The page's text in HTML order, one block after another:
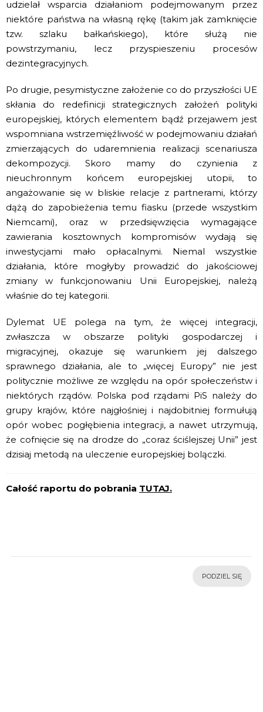
udzielał wsparcia działaniom podejmowanym przez
niektóre państwa na własną rękę (takim jak zamknięcie
tzw. szlaku bałkańskiego), które służą nie
powstrzymaniu, lecz przyspieszeniu procesów
dezintegracyjnych.
Po drugie, pesymistyczne założenie co do przyszłości UE
skłania do redefinicji strategicznych założeń polityki
europejskiej, których elementem bądź przejawem jest
wspomniana wstrzemięźliwość w podejmowaniu działań
zmierzających do udaremnienia realizacji scenariusza
dekompozycji. Skoro mamy do czynienia z
nieuchronnym końcem europejskiej utopii, to
angażowanie się w bliskie relacje z partnerami, którzy
dążą do zapobieżenia temu fiasku (przede wszystkim
Niemcami), oraz w przedsięwzięcia wymagające
zawierania kosztownych kompromisów wydają się
inwestycjami mało opłacalnymi. Niemal wszystkie
działania, które mogłyby prowadzić do jakościowej
zmiany w funkcjonowaniu Unii Europejskiej, należą
właśnie do tej kategorii.
Dylemat UE polega na tym, że więcej integracji,
zwłaszcza w obszarze polityki gospodarczej i
migracyjnej, okazuje się warunkiem jej dalszego
sprawnego działania, ale to „więcej Europy” nie jest
politycznie możliwe ze względu na opór społeczeństw i
niektórych rządów. Polska pod rządami PiS należy do
grupy krajów, które najgłośniej i najdobitniej formułują
opór wobec pogłębienia integracji, a nawet utrzymują,
że cofnięcie się na drodze do „coraz ściślejszej Unii” jest
dzisiaj metodą na uleczenie europejskiej bolączki.
Całość raportu do pobrania TUTAJ.
PODZIEL SIĘ